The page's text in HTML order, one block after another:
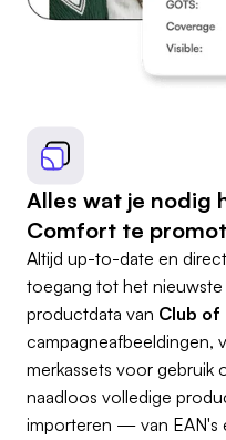
Alles wat je nodig
Comfort te
Altijd up-to-date en
toegang tot het nieuwste
productdata van Club
campagneafbeeldingen,
merkassets voor gebruik
naadloos volledige
importeren — van EAN's